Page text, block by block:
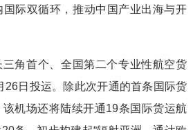
国际双循环，推动中国产业出海与开
角首个、全国第二个专业性航空货
26日投运。除此次开通的首条国际货
机场还将陆续开通19条国际货运航